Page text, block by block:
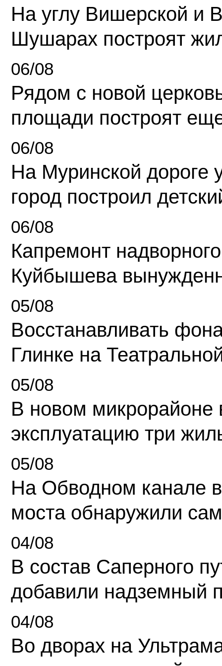
На углу Вишерской и
Шушарах построят
06/08
Рядом с новой
площади построят
06/08
На Муринской дороге
город построил
06/08
Капремонт
Куйбышева
05/08
Восстанавливать
Глинке на
05/08
В новом микрорайоне
эксплуатацию три
05/08
На Обводном канале
моста обнаружили
04/08
В состав Саперного
добавили надземный
04/08
Во дворах на